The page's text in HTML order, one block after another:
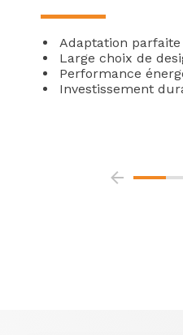
Adaptation parfaite
Large choix de
Performance
Investissement